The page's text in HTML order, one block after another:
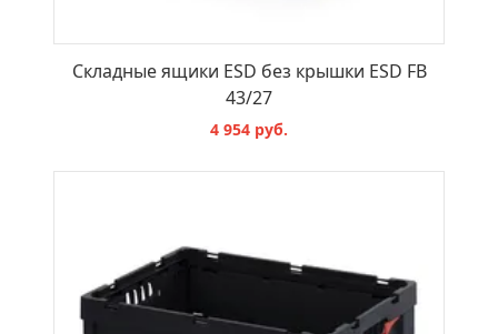
Складные ящики ESD без крышки ESD FB
43/27
4 954 руб.